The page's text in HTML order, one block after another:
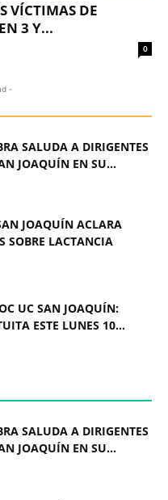
VÍCTIMAS DE
3 Y...
0
-
SALUDA A DIRIGENTES
JOAQUÍN EN SU...
JOAQUÍN ACLARA
SOBRE LACTANCIA
UC SAN JOAQUÍN:
ESTE LUNES 10...
SALUDA A DIRIGENTES
JOAQUÍN EN SU...